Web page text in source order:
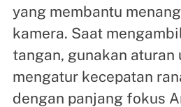
yang membantu
kamera. Saat
tangan, gunakan aturan
mengatur kecepatan
dengan panjang fokus